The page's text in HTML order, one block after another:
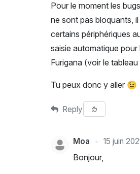
Pour le moment les
ne sont pas bloquants,
certains périphériques
saisie automatique
Furigana (voir le tableau
Tu peux donc y aller 😉
Reply
Moa 15 juin
Bonjour,